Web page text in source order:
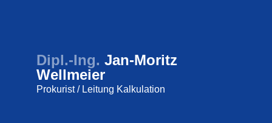
Dipl.-Ing. Jan-Moritz
Wellmeier
Prokurist / Leitung Kalkulation